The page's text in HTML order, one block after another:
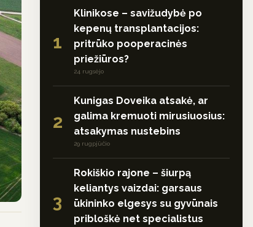
1
Klinikose – savižudybė po
kepenų transplantacijos:
pritrūko pooperacinės
priežiūros?
24 rugsėjo
2
Kunigas Doveika atsakė, ar
galima kremuoti mirusiuosius:
atsakymas nustebins
29 rugpjūčio
3
Rokiškio rajone – šiurpą
keliantys vaizdai: garsaus
ūkininko elgesys su gyvūnais
pribloškė net specialistus